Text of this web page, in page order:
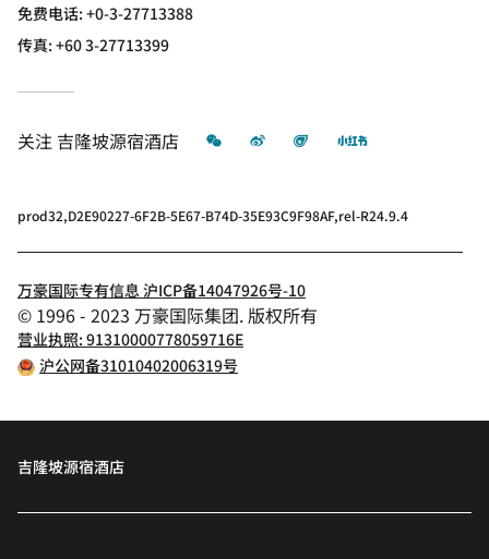
免费电话:+0-3-27713388
传真:+60 3-27713399
关注 吉隆坡源宿酒店 微信 微博 飞猪 小红书
prod32,D2E90227-6F2B-5E67-B74D-35E93C9F98AF,rel-R24.9.4
万豪国际专有信息 沪ICP备14047926号-10
© 1996 - 2023 万豪国际集团. 版权所有
营业执照: 91310000778059716E
沪公网备31010402006319号
吉隆坡源宿酒店